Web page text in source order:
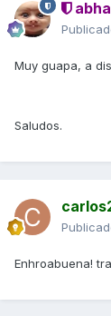
Muy guapa, a
Saludos.
Enhroabuena!